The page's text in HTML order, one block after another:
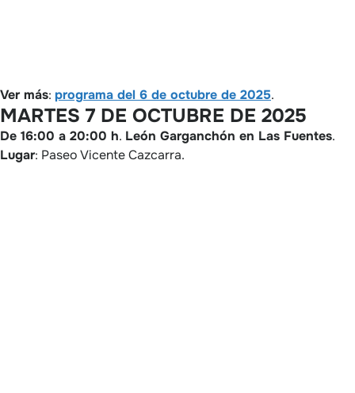
Ver más: programa del 6 de octubre de 2025.
MARTES 7 DE OCTUBRE DE 2025
De 16:00 a 20:00 h. León Garganchón en Las Fuentes.
Lugar: Paseo Vicente Cazcarra.